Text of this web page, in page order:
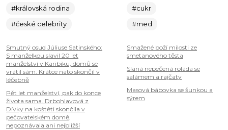
#královská rodina
#české celebrity
Smutný osud Júliuse Satinského:
S manželkou slavil 20 let
manželství v Karibiku, domů se
vrátil sám. Krátce nato skončil v
léčebně
Pět let manželství, pak do konce
života sama. Drbohlavová z
Dívky na koštěti skončila v
pečovatelském domě,
nepoznávala ani nejbližší
#cukr
#med
Smažené boží milosti ze
smetanového těsta
Slaná nepečená roláda se
salámem a rajčaty
Masová bábovka se šunkou a
sýrem